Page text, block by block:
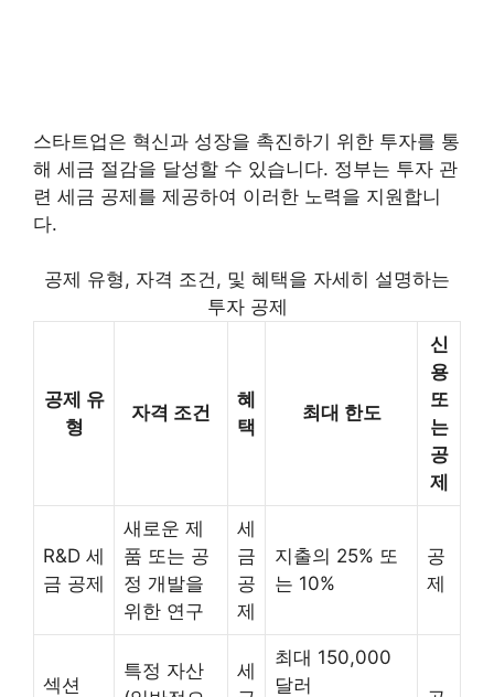
스타트업은 혁신과 성장을 촉진하기 위한 투자를 통
해 세금 절감을 달성할 수 있습니다. 정부는 투자 관
련 세금 공제를 제공하여 이러한 노력을 지원합니
다.
공제 유형, 자격 조건, 및 혜택을 자세히 설명하는
투자 공제
공제 유
형
자격 조건
혜
택
최대 한도
신
용
또
는
공
제
R&D 세
금 공제
새로운 제
품 또는 공
정 개발을
위한 연구
세
금
공
제
지출의 25% 또
는 10%
공
제
섹션
특정 자산
세
최대 150,000
달러